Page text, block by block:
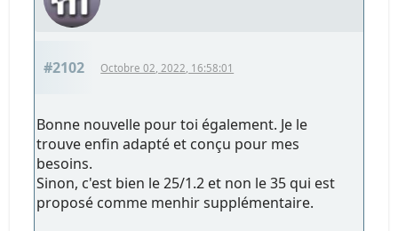
#2102 Octobre 02, 2022, 16:58:01
Bonne nouvelle pour toi également. Je le
trouve enfin adapté et conçu pour mes
besoins.
Sinon, c'est bien le 25/1.2 et non le 35 qui est
proposé comme menhir supplémentaire.